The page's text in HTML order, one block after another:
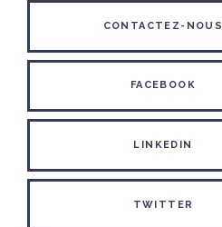
CONTACTEZ-NOUS
FACEBOOK
LINKEDIN
TWITTER